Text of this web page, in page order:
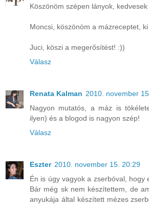
Köszönöm szépen lányok,
Moncsi, köszönöm a mázreceptet,
Juci, köszi a megerősítést! :))
Válasz
Renata Kalman 2010. november
Nagyon mutatós, a máz is
ilyen) és a blogod is nagyon szép!
Válasz
Eszter 2010. november 15. 20:29
Én is úgy vagyok a zserbóval, hogy
Bár még sk nem készítettem, de
anyukája által készített mézes